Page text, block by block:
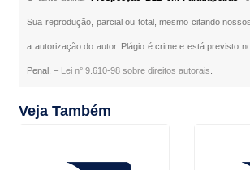
Sua reprodução, parcial ou total, mesmo citando
a autorização do autor. Plágio é crime e está previsto
Penal. – Lei n° 9.610-98 sobre direitos autorais
Veja Também